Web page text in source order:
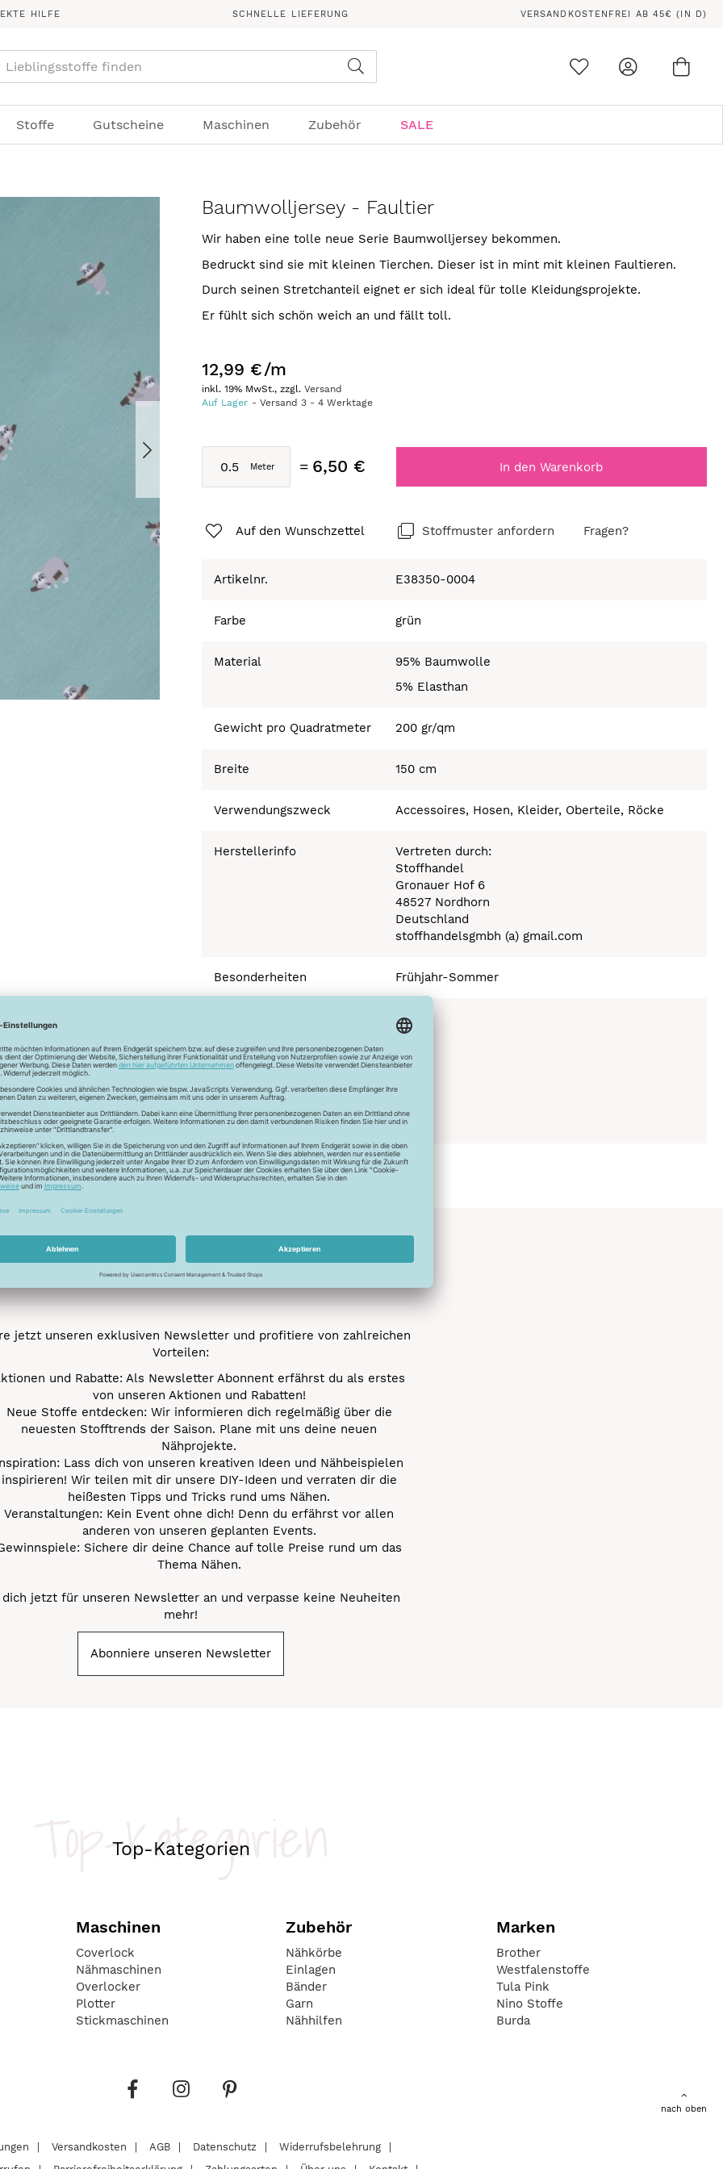
HILFE SCHNELLE LIEFERUNG VERSANDKOSTENFREI AB 45€ (IN D)
Stoffe Gutscheine Maschinen Zubehör SALE
Baumwolljersey - Faultier
Wir haben eine tolle neue Serie Baumwolljersey bekommen.
Bedruckt sind sie mit kleinen Tierchen. Dieser ist in mint mit kleinen Faultieren.
Durch seinen Stretchanteil eignet er sich ideal für tolle Kleidungsprojekte.
Er fühlt sich schön weich an und fällt toll.
12,99 €/m
inkl. 19% MwSt., zzgl.Versand
Auf Lager
Versand3 -4 Werktage
6,50 € In den Warenkorb
Auf den Wunschzettel Stoffmuster anfordern Fragen?
Artikelnr. E38350-0004
Farbe grün
Material
95% Baumwolle
5% Elasthan
Gewicht pro Quadratmeter 200 gr/qm
Breite 150 cm
Verwendungszweck Accessoires, Hosen, Kleider, Oberteile, Röcke
Herstellerinfo
Vertreten durch:
Stoffhandel
Gronauer Hof 6
48527 Nordhorn
Deutschland
stoffhandelsgmbh (a) gmail.com
Besonderheiten Frühjahr-Sommer
Normalwäsche 40°C
Trocknen normal
Unser Newsletter
Newsletter
jetzt unseren exklusiven Newsletter und profitiere von zahlreichen
Vorteilen:
und Rabatte: Als Newsletter Abonnent erfährst du als erstes
von unseren Aktionen und Rabatten!
Neue Stoffe entdecken: Wir informieren dich regelmäßig über die
neuesten Stofftrends der Saison. Plane mit uns deine neuen
Nähprojekte.
Lass dich von unseren kreativen Ideen und Nähbeispielen
inspirieren! Wir teilen mit dir unsere DIY-Ideen und verraten dir die
heißesten Tipps und Tricks rund ums Nähen.
Veranstaltungen: Kein Event ohne dich! Denn du erfährst vor allen
anderen von unseren geplanten Events.
Sichere dir deine Chance auf tolle Preise rund um das
Thema Nähen.
dich jetzt für unseren Newsletter an und verpasse keine Neuheiten
mehr!
Abonniere unseren Newsletter
Top-Kategorien
Top-Kategorien
Maschinen
Coverlock
Nähmaschinen
Overlocker
Plotter
Stickmaschinen
Zubehör
Nähkörbe
Einlagen
Bänder
Garn
Nähhilfen
Marken
Brother
Westfalenstoffe
Tula Pink
Nino Stoffe
Burda
nach oben
Versandkosten AGB Datenschutz
Widerrufsbelehrung